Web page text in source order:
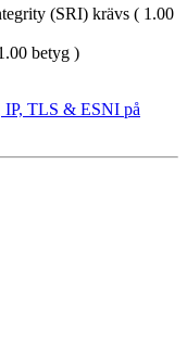
(SRI) krävs ( 1.00
betyg )
TLS & ESNI på